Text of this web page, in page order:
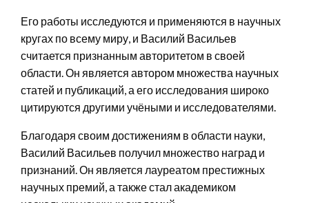
Его работы исследуются и применяются в научных
кругах по всему миру, и Василий Васильев
считается признанным авторитетом в своей
области. Он является автором множества научных
статей и публикаций, а его исследования широко
цитируются другими учёными и исследователями.
Благодаря своим достижениям в области науки,
Василий Васильев получил множество наград и
признаний. Он является лауреатом престижных
научных премий, а также стал академиком